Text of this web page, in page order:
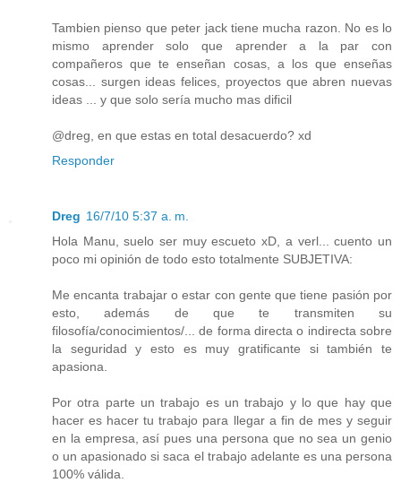
Tambien pienso que peter jack tiene mucha razon. No es lo
mismo aprender solo que aprender a la par con
compañeros que te enseñan cosas, a los que enseñas
cosas... surgen ideas felices, proyectos que abren nuevas
ideas ... y que solo sería mucho mas dificil
@dreg, en que estas en total desacuerdo? xd
Responder
Dreg 16/7/10 5:37 a. m.
Hola Manu, suelo ser muy escueto xD, a verl... cuento un
poco mi opinión de todo esto totalmente SUBJETIVA:
Me encanta trabajar o estar con gente que tiene pasión por
esto, además de que te transmiten su
filosofía/conocimientos/... de forma directa o indirecta sobre
la seguridad y esto es muy gratificante si también te
apasiona.
Por otra parte un trabajo es un trabajo y lo que hay que
hacer es hacer tu trabajo para llegar a fin de mes y seguir
en la empresa, así pues una persona que no sea un genio
o un apasionado si saca el trabajo adelante es una persona
100% válida.